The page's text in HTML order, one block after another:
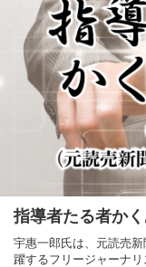
指導者たる者か
宇惠一郎氏は、元読売
躍するフリージャーナ